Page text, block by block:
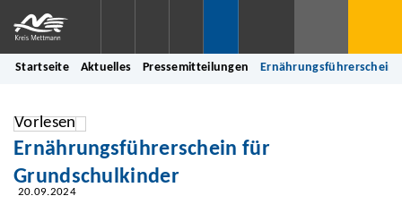
Startseite Aktuelles Pressemitteilungen Ernährungsführerschein
Vorlesen
Ernährungsführerschein für
Grundschulkinder
20.09.2024